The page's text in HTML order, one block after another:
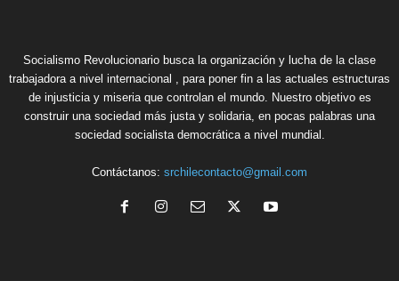
Socialismo Revolucionario busca la organización y lucha de la clase
trabajadora a nivel internacional , para poner fin a las actuales estructuras
de injusticia y miseria que controlan el mundo. Nuestro objetivo es
construir una sociedad más justa y solidaria, en pocas palabras una
sociedad socialista democrática a nivel mundial.
Contáctanos: srchilecontacto@gmail.com